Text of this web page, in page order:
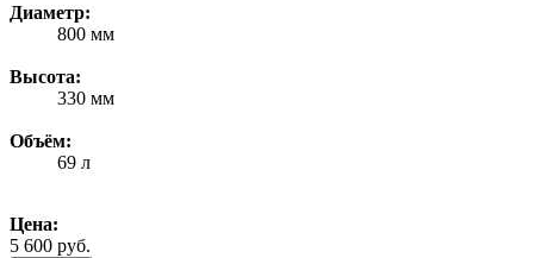
Диаметр:
800 мм
Высота:
330 мм
Объём:
69 л
Цена:
5 600 руб.